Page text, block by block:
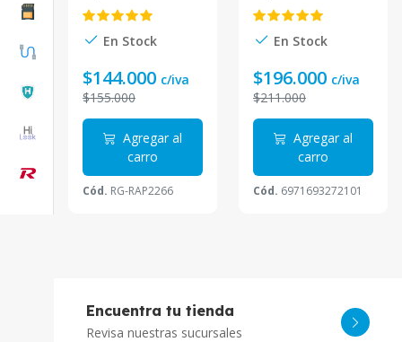
hasta 2.97 Gbps
doble banda
802.11ax MU-
RAP2266
En Stock
$144.000 c/iva
$155.000
Agregar al
carro
Cód. RG-RAP2266
velocidad de
3202Mbps RG-
RAP2260(E)
En Stock
$196.000 c/iva
$211.000
Agregar al
carro
Cód. 6971693272101
Encuentra tu tienda
Revisa nuestras sucursales